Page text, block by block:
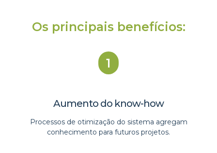
Os principais benefícios:
1
Aumento do know-how​
Processos de otimização do sistema agregam
conhecimento para futuros projetos.